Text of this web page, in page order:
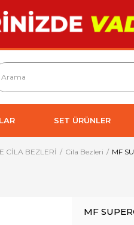
SET ÜRÜNLER
CİLA BEZLERİ Cila Bezleri MF
MF